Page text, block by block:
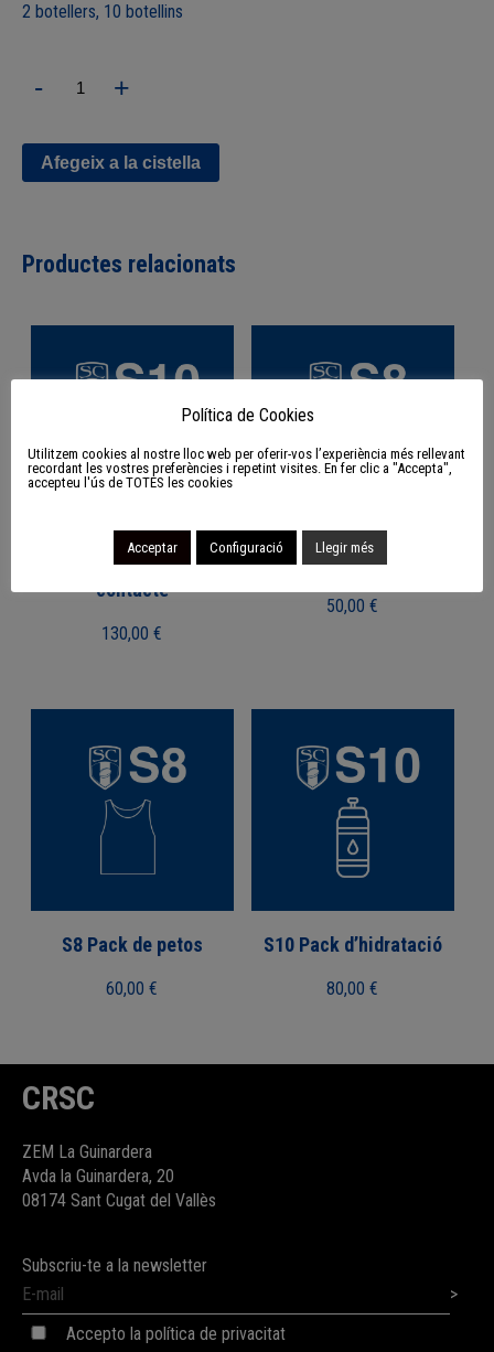
2 botellers, 10 botellins
-
d'hidratació
+
Afegeix a la cistella
Productes relacionats
S10 Pack de xoc i
contacte
130,00€
S8 Pack d’hidratació
50,00€
S8 Pack de petos
60,00€
S10 Pack d’hidratació
80,00€
CRSC
ZEM La Guinardera
Avda la Guinardera, 20
08174 Sant Cugat del Vallès
Subscriu-te a la newsletter
Accepto la política de privacitat
Política de Cookies
Utilitzem cookies al nostre lloc web per oferir-vos l’experiència més rellevant
recordant les vostres preferències i repetint visites. En fer clic a "Accepta",
accepteu l'ús de TOTES les cookies
Acceptar Configuració Llegir més